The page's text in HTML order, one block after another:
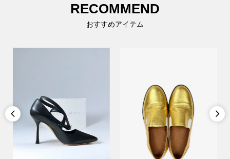
RECOMMEND
おすすめアイテム
 